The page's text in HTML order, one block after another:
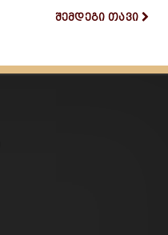
შემდეგი თავი